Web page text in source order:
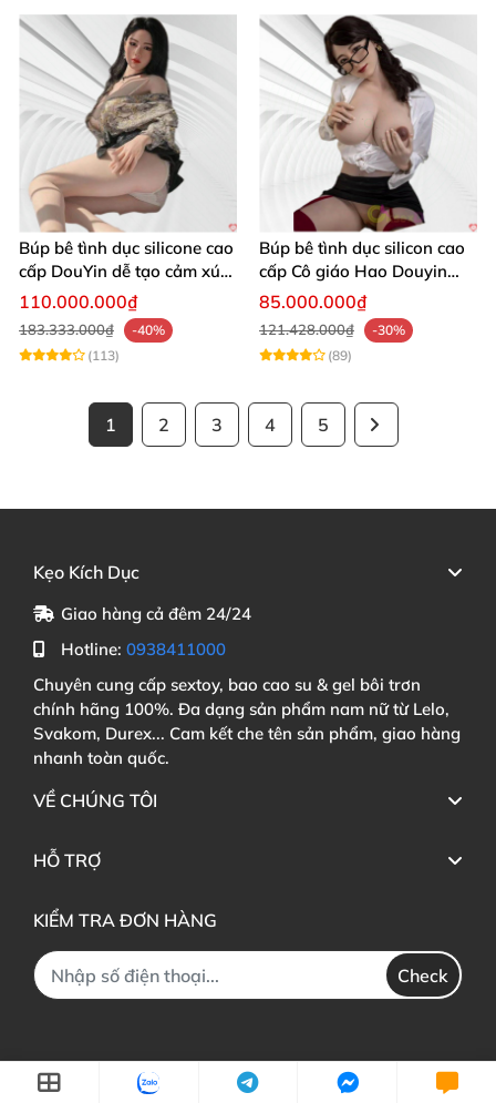
Búp bê tình dục silicone cao
cấp DouYin dễ tạo cảm xúc
thật
110.000.000₫
183.333.000₫
-40%
(113)
Búp bê tình dục silicon cao
cấp Cô giáo Hao Douyin
ngực khủng
85.000.000₫
121.428.000₫
-30%
(89)
1 2 3 4 5
Kẹo Kích Dục
Giao hàng cả đêm 24/24
Hotline: 0938411000
Chuyên cung cấp sextoy, bao cao su & gel bôi trơn
chính hãng 100%. Đa dạng sản phẩm nam nữ từ Lelo,
Svakom, Durex... Cam kết che tên sản phẩm, giao hàng
nhanh toàn quốc.
VỀ CHÚNG TÔI
HỖ TRỢ
KIỂM TRA ĐƠN HÀNG
Check